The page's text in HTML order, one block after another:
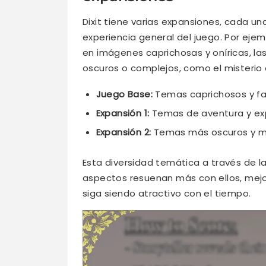
Dixit tiene varias expansiones, cada
experiencia general del juego. Por
en imágenes caprichosas y oníricas,
oscuros o complejos, como el misterio
Juego Base:Temas caprichosos y
Expansión 1: Temas de aventura y
Expansión 2: Temas más oscuros y
Esta diversidad temática a través de
aspectos resuenan más con ellos,
siga siendo atractivo con el tiempo.